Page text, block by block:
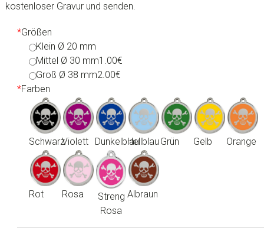
kostenloser Gravur und senden.
*Größen
Klein Ø 20 mm
Mittel Ø 30 mm1.00€
Groß Ø 38 mm2.00€
*Farben
SchwarzViolett DunkelblauHellblau Grün Gelb Orange
Rot Rosa
Streng
Rosa
Albraun